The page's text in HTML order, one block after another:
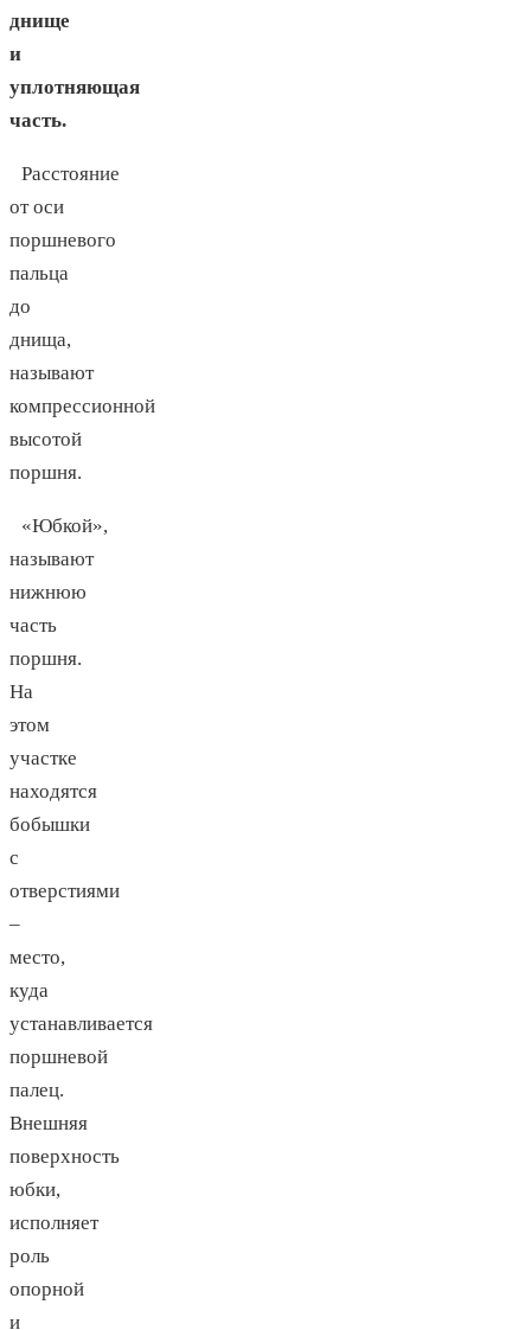
днище
и
уплотняющая
часть.
Расстояние
от оси
поршневого
пальца
до
днища,
называют
компрессионной
высотой
поршня.
«Юбкой»,
называют
нижнюю
часть
поршня.
На
этом
участке
находятся
бобышки
с
отверстиями
–
место,
куда
устанавливается
поршневой
палец.
Внешняя
поверхность
юбки,
исполняет
роль
опорной
и